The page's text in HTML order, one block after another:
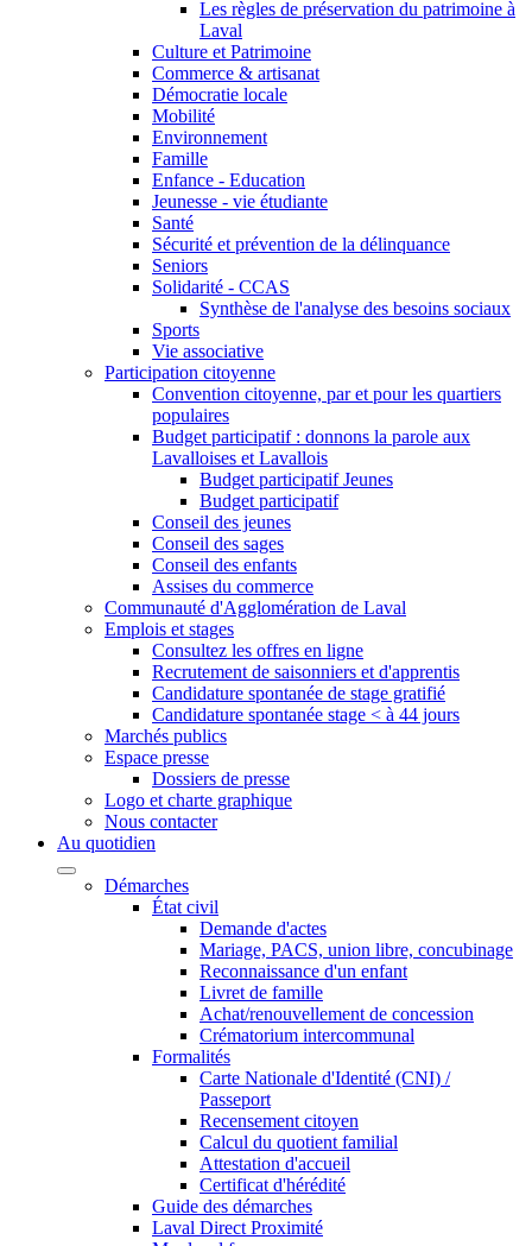
Les règles de préservation du patrimoine à
Laval
Culture et Patrimoine
Commerce & artisanat
Démocratie locale
Mobilité
Environnement
Famille
Enfance - Education
Jeunesse - vie étudiante
Santé
Sécurité et prévention de la délinquance
Seniors
Solidarité - CCAS
Synthèse de l'analyse des besoins sociaux
Sports
Vie associative
Participation citoyenne
Convention citoyenne, par et pour les quartiers
populaires
Budget participatif : donnons la parole aux
Lavalloises et Lavallois
Budget participatif Jeunes
Budget participatif
Conseil des jeunes
Conseil des sages
Conseil des enfants
Assises du commerce
Communauté d'Agglomération de Laval
Emplois et stages
Consultez les offres en ligne
Recrutement de saisonniers et d'apprentis
Candidature spontanée de stage gratifié
Candidature spontanée stage < à 44 jours
Marchés publics
Espace presse
Dossiers de presse
Logo et charte graphique
Nous contacter
Au quotidien
Démarches
État civil
Demande d'actes
Mariage, PACS, union libre, concubinage
Reconnaissance d'un enfant
Livret de famille
Achat/renouvellement de concession
Crématorium intercommunal
Formalités
Carte Nationale d'Identité (CNI) /
Passeport
Recensement citoyen
Calcul du quotient familial
Attestation d'accueil
Certificat d'hérédité
Guide des démarches
Laval Direct Proximité